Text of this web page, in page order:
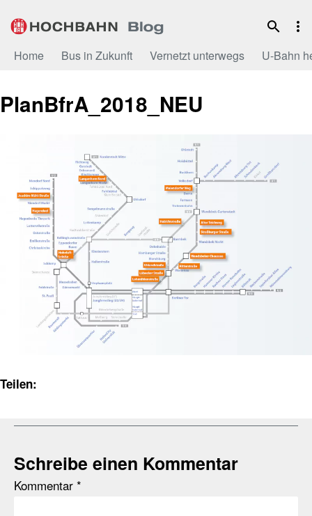
Inhalt
Home Bus in Zukunft Vernetzt unterwegs U-Bahn
PlanBfrA_2018_NEU
Teilen:
Schreibe einen Kommentar
Kommentar *